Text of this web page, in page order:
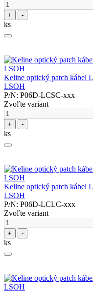
+ -
ks
Keline optický patch kábel
LSOH
P/N: P06D-LCSC-xxx
Zvoľte variant
+ -
ks
Keline optický patch kábel
LSOH
P/N: P06D-LCLC-xxx
Zvoľte variant
+ -
ks